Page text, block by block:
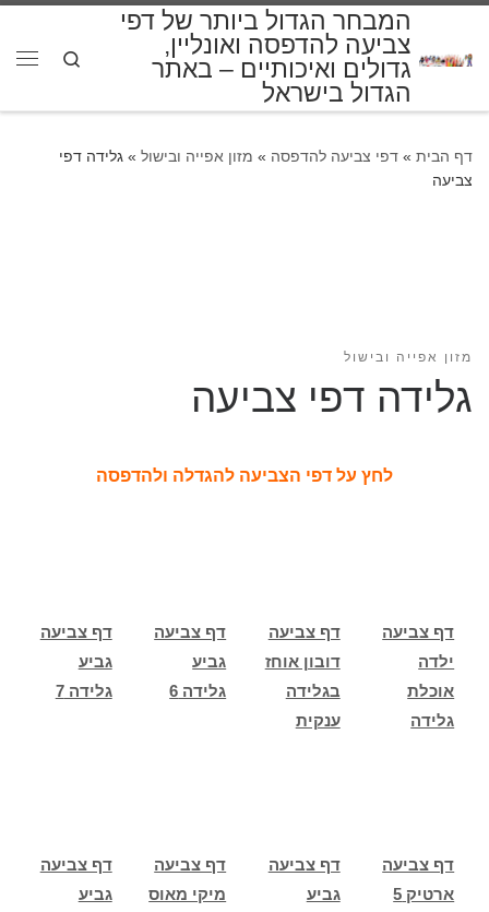
המבחר הגדול ביותר של דפי
צביעה להדפסה ואונליין,
גדולים ואיכותיים – באתר
הגדול בישראל
Search
דף הבית » דפי צביעה להדפסה » מזון אפייה ובישול » גלידה דפי
צביעה
מזון אפייה ובישול
גלידה דפי צביעה
לחץ על דפי הצביעה להגדלה ולהדפסה
דף צביעה
גביע
גלידה 7
דף צביעה
גביע
גלידה 6
דף צביעה
דובון אוחז
בגלידה
ענקית
דף צביעה
ילדה
אוכלת
גלידה
דף צביעה
גביע
דף צביעה
מיקי מאוס
דף צביעה
גביע
דף צביעה
ארטיק 5